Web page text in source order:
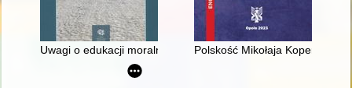
Uwagi o edukacji moralnej synów szlacheckich w XVI-
Polskość Mikołaja Kopernika z